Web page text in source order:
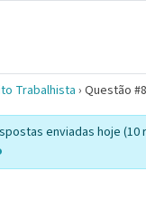
Trabalhista › Questão
enviadas hoje (10